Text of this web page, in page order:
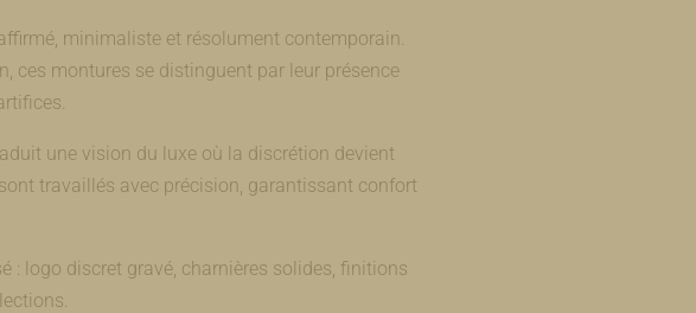
minimaliste et résolument contemporain.
ces montures se distinguent par leur présence
une vision du luxe où la discrétion devient
travaillés avec précision, garantissant confort
: logo discret gravé, charnières solides, finitions